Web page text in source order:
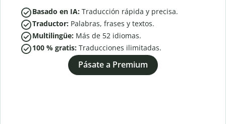
Basado en IA: Traducción rápida y precisa.
Traductor: Palabras, frases y textos.
Multilingüe: Más de 52 idiomas.
100 % gratis: Traducciones ilimitadas.
Pásate a Premium